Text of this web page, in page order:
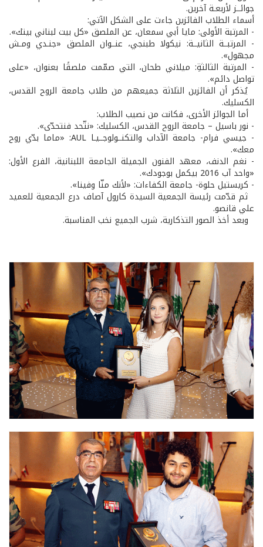
جوائــز لأربعـة آخرين.
أسماء الطلاب الفائزين جاءت على الشكل الآتي:
- المرتبة الأولى: مايا أبي سمعان، عن الملصق «كل بيت لبناني بيتك».
- المرتبــة الثانيــة: نيكولا طبنجي، عنــوان الملصق «جنـدي ومـش
مجهول».
- المرتبة الثالثةِ: ميلاني طحان، التي صمّمت ملصقًا بعنوان، «على
تواصل دائم».
يُذكر أن الفائزين الثلاثة جميعهم من طلاب جامعة الروح القدس،
الكسليك.
أما الجوائز الأخرى، فكانت من نصيب الطلاب:
- نور باسيل – جامعة الروح القدس، الكسليك: «نتّحد فنتحدّى».
- جيسي فرام- جامعة الآداب والتكنــولوجــيـا AUL: «ماما بدّي روح
معك».
- نغم الدنف، معهد الفنون الجميلة الجامعة اللبنانية، الفرع الأول:
«واحد آب 2016 بيكمل بوجودك».
- كريستيل حلوة- جامعة الكفاءات: «لأنك منّا وفينا».
ثم قدّمت رئيسة الجمعية السيدة كارول آصاف درع الجمعية للعميد
علي قانصو.
وبعد أخذ الصور التذكارية، شرب الجميع نخب المناسبة.